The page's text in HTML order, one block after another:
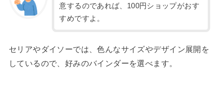
意するのであれば、100円ショップがおす
すめですよ。
セリアやダイソーでは、色んなサイズやデザイン展開を
しているので、好みのバインダーを選べます。